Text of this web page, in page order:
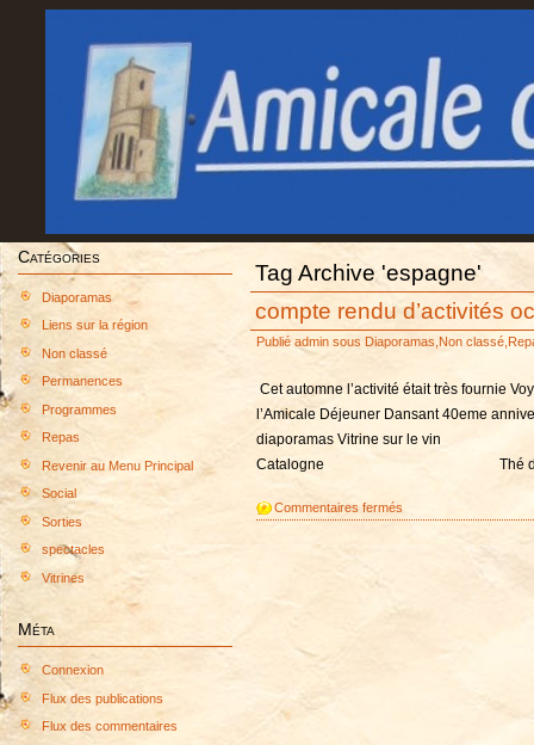
Catégories
Diaporamas
Liens sur la région
Non classé
Permanences
Programmes
Repas
Revenir au Menu Principal
Social
Sorties
spectacles
Vitrines
Méta
Connexion
Flux des publications
Flux des commentaires
Tag Archive 'espagne'
compte rendu d’activités
Publié admin sous Diaporamas Non classé
Cet automne l’activité était très fournie
l’Amicale Déjeuner Dansant 40eme
diaporamas Vitrine sur le vin
Catalogne Thé dansant A
Commentaires fermés